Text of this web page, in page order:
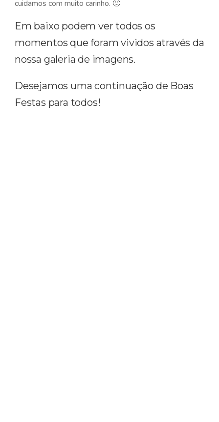
cuidamos com muito carinho. 🙂
Em baixo podem ver todos os
momentos que foram vividos através da
nossa galeria de imagens.
Desejamos uma continuação de Boas
Festas para todos!